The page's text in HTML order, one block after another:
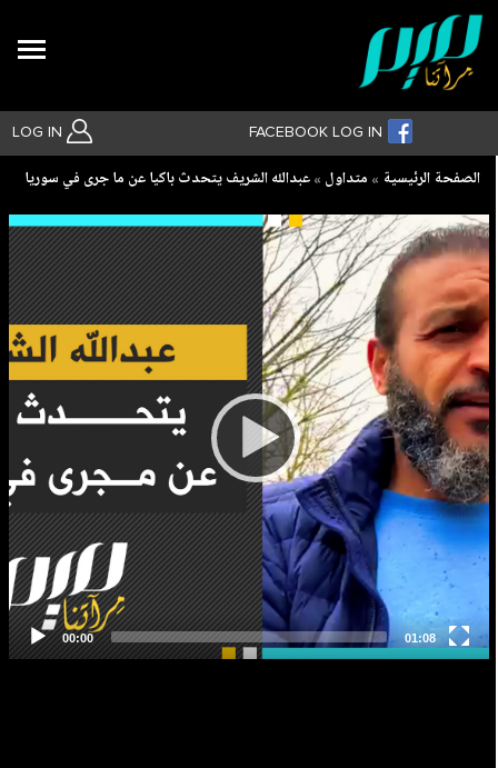
LOG IN FACEBOOK LOG IN
بحث متقدم
Breadcrumb
الصفحة الرئيسية متداول عبدالله الشريف يتحدث باكيا عن ما جرى في سوريا